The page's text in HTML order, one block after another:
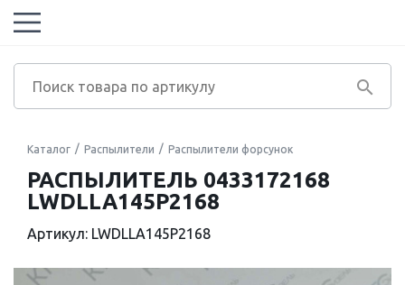
Каталог Распылители Распылители форсунок
РАСПЫЛИТЕЛЬ 0433172168
LWDLLA145P2168
Артикул: LWDLLA145P2168